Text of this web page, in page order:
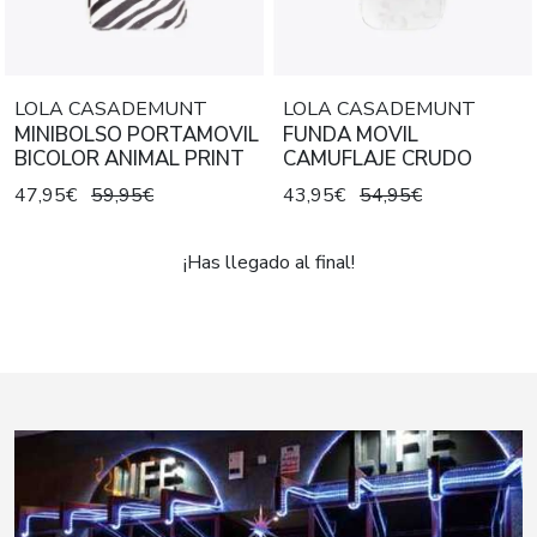
LOLA CASADEMUNT
MINIBOLSO PORTAMOVIL
BICOLOR ANIMAL PRINT
47,95€ 59,95€
LOLA CASADEMUNT
FUNDA MOVIL
CAMUFLAJE CRUDO
43,95€ 54,95€
¡Has llegado al final!